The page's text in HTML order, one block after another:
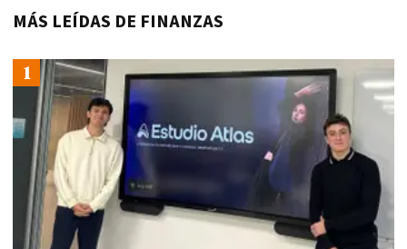
MÁS LEÍDAS DE FINANZAS